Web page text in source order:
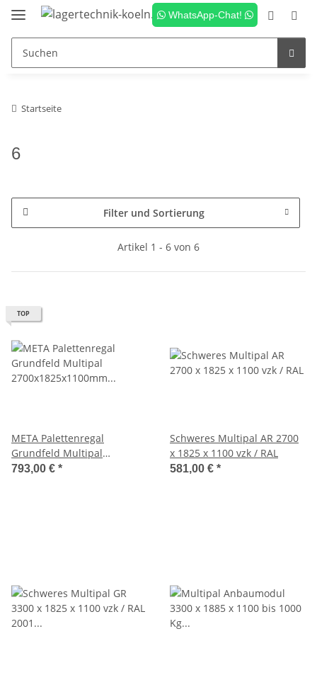
WhatsApp-Chat!
Startseite
6
Filter und Sortierung
Artikel 1 - 6 von 6
TOP
META Palettenregal
Grundfeld Multipal
2700x1825x1100mm mit 3
793,00 € *
Schweres Multipal AR 2700
x 1825 x 1100 vzk / RAL
581,00 € *